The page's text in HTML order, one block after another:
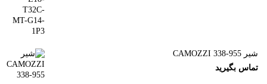
شیر CAMOZZI 338-955
تماس بگیرید